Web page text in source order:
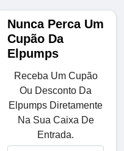
Nunca Perca Um
Cupão Da
Elpumps
Receba Um Cupão
Ou Desconto Da
Elpumps Diretamente
Na Sua Caixa De
Entrada.